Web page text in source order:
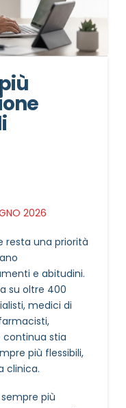
2026
resta una priorità
e abitudini.
su oltre 400
medici di
continua stia
più flessibili,
clinica.
più